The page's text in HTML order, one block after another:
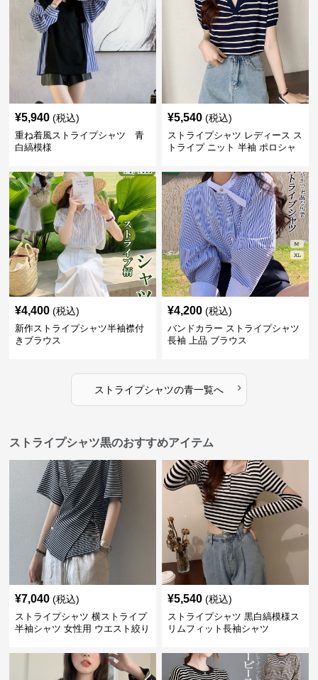
¥5,940 (税込)
重ね着風ストライプシャツ 青
白縞模様
¥5,540 (税込)
ストライプシャツ レディース ス
トライプ ニット 半袖 ポロシャ
¥4,400 (税込)
新作ストライプシャツ半袖襟付
きブラウス
¥4,200 (税込)
バンドカラー ストライプシャツ
長袖 上品 ブラウス
ストライプシャツの青一覧へ ›
ストライプシャツ黒のおすすめアイテム
¥7,040 (税込)
ストライプシャツ 横ストライプ
半袖シャツ 女性用 ウエスト絞り
¥5,540 (税込)
ストライプシャツ 黒白縞模様ス
リムフィット長袖シャツ